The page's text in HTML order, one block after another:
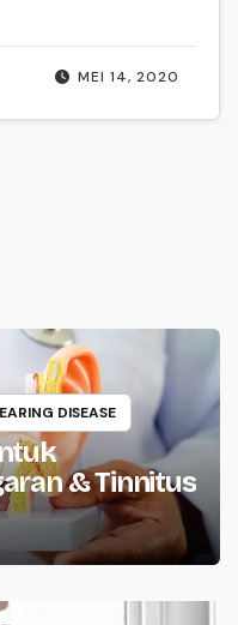
MEI 14, 2020
DISEASE
& Tinnitus